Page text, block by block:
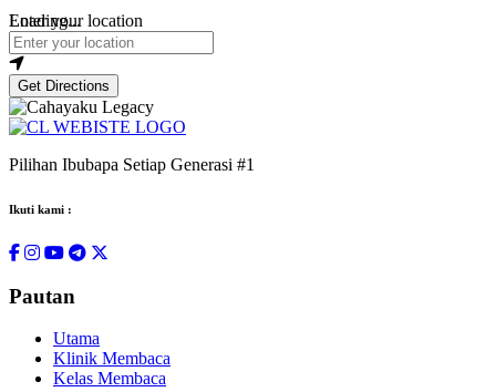
Loading...
Enter your location
Get Directions
Pilihan Ibubapa Setiap Generasi #1
Ikuti kami :
Pautan
Utama
Klinik Membaca
Kelas Membaca